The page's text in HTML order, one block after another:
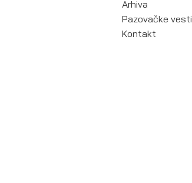
Arhiva
Pazovačke vesti
Kontakt